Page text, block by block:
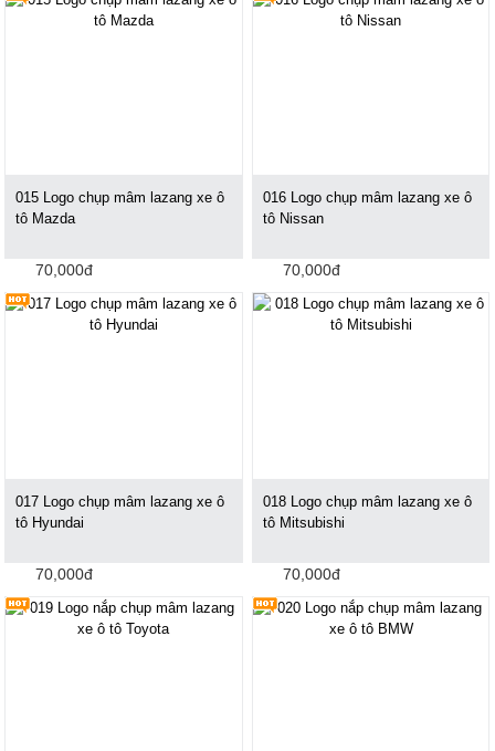
015 Logo chụp mâm lazang xe ô
tô Mazda
70,000đ
016 Logo chụp mâm lazang xe ô
tô Nissan
70,000đ
017 Logo chụp mâm lazang xe ô
tô Hyundai
70,000đ
018 Logo chụp mâm lazang xe ô
tô Mitsubishi
70,000đ